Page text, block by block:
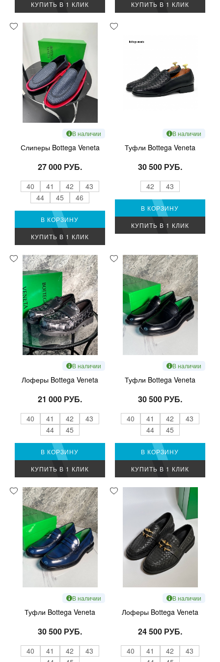
КУПИТЬ В 1 КЛИК КУПИТЬ В 1 КЛИК
В наличии
Слиперы Bottega Veneta
27 000 РУБ.
40 41 42
43
44
45 46
В КОРЗИНУ
КУПИТЬ В 1 КЛИК
В наличии
Туфли Bottega Veneta
30 500 РУБ.
42 43
В КОРЗИНУ
КУПИТЬ В 1 КЛИК
В наличии
Лоферы Bottega Veneta
21 000 РУБ.
40 41 42
43
44
45
В КОРЗИНУ
КУПИТЬ В 1 КЛИК
В наличии
Туфли Bottega Veneta
30 500 РУБ.
40 41 42
43
44
45
В КОРЗИНУ
КУПИТЬ В 1 КЛИК
В наличии
Туфли Bottega Veneta
30 500 РУБ.
40 41 42
43
В наличии
Лоферы Bottega Veneta
24 500 РУБ.
40 41 42
43